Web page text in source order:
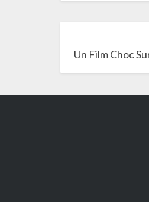
navigation
Un Film Choc